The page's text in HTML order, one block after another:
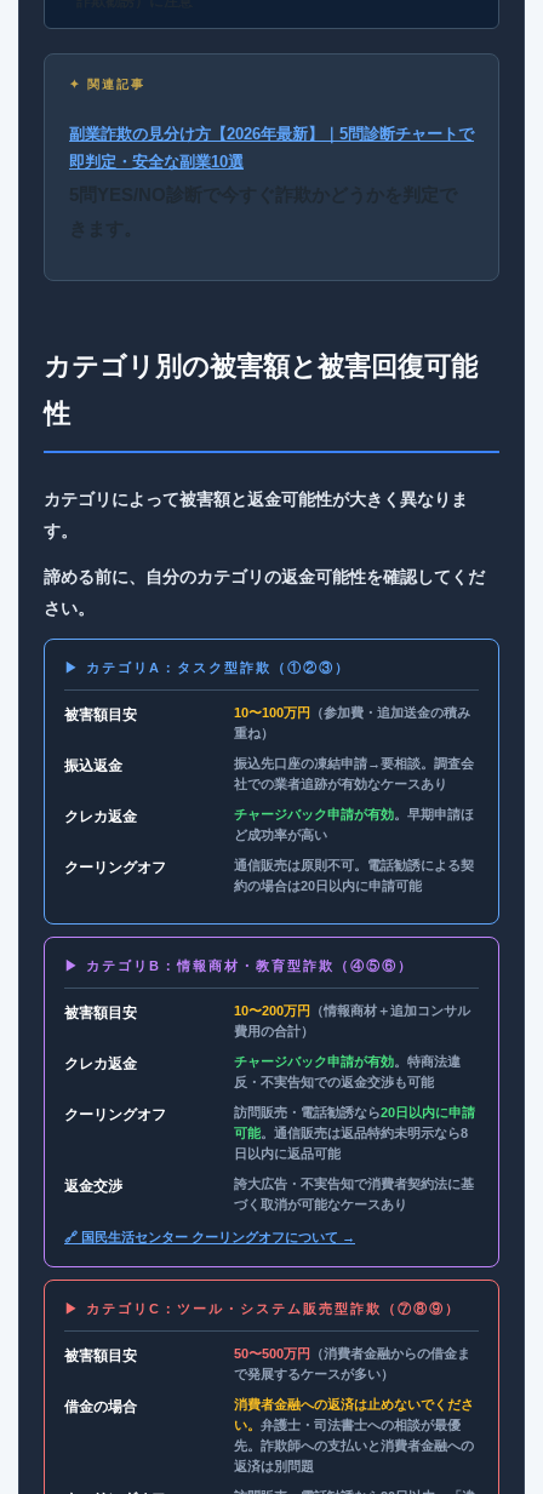
✦ 関連記事
副業詐欺の見分け方【2026年最新】｜5問診断チャートで
即判定・安全な副業10選
カテゴリ別の被害額と被害回復可能
性
カテゴリによって被害額と返金可能性が大きく異なりま
す。
諦める前に、自分のカテゴリの返金可能性を確認してくだ
さい。
▶ カテゴリA：タスク型詐欺（①②③）
被害額目安 10〜100万円
（参加費・追加送金の積み
重ね）
振込返金
振込先口座の凍結申請→要相談。調査会
社での業者追跡が有効なケースあり
クレカ返金 チャージバック申請が有効。早期申請ほ
ど成功率が高い
クーリングオフ
通信販売は原則不可。電話勧誘による契
約の場合は20日以内に申請可能
▶ カテゴリB：情報商材・教育型詐欺（④⑤⑥）
被害額目安 10〜200万円
（情報商材＋追加コンサル
費用の合計）
クレカ返金 チャージバック申請が有効。特商法違
反・不実告知での返金交渉も可能
クーリングオフ 訪問販売・電話勧誘なら20日以内に申請
可能。通信販売は返品特約未明示なら8
日以内に返品可能
返金交渉
誇大広告・不実告知で消費者契約法に基
づく取消が可能なケースあり
🔗 国民生活センター クーリングオフについて →
▶ カテゴリC：ツール・システム販売型詐欺（⑦⑧⑨）
被害額目安 50〜500万円
（消費者金融からの借金ま
で発展するケースが多い）
借金の場合
消費者金融への返済は止めないでくださ
い。 弁護士・司法書士への相談が最優
先。詐欺師への支払いと消費者金融への
返済は別問題